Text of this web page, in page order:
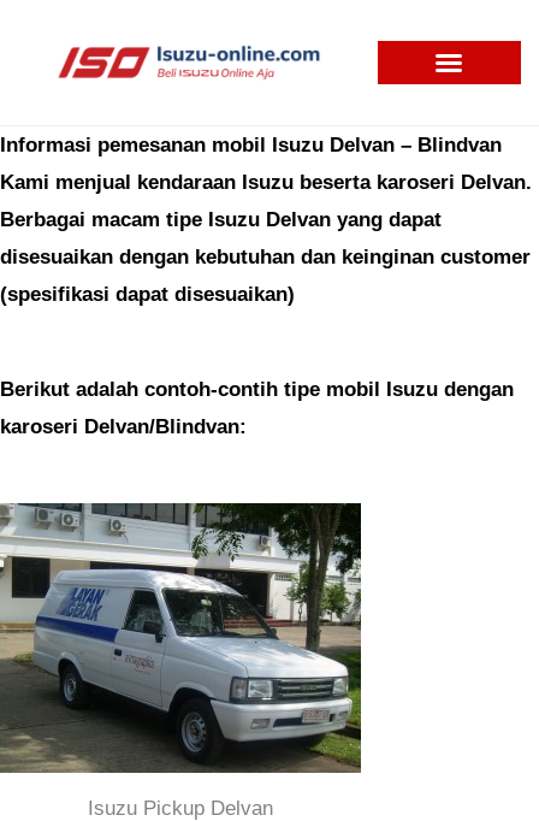
Informasi pemesanan mobil Isuzu Delvan – Blindvan
Kami menjual kendaraan Isuzu beserta karoseri Delvan.
Berbagai macam tipe Isuzu Delvan yang dapat
disesuaikan dengan kebutuhan dan keinginan customer
(spesifikasi dapat disesuaikan)
Berikut adalah contoh-contih tipe mobil Isuzu dengan
karoseri Delvan/Blindvan:
Isuzu Pickup Delvan